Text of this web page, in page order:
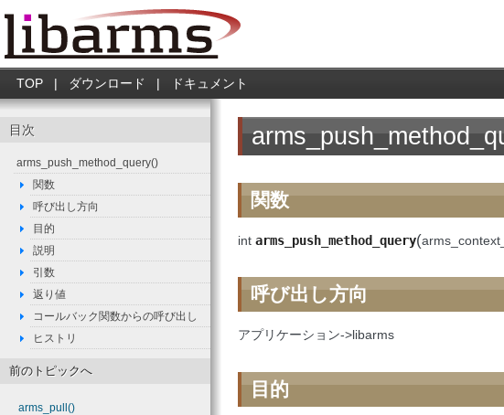
TOP | ダウンロード | ドキュメント
関数
int arms_push_method_query(
呼び出し方向
アプリケーション->libarms
目的
目次
arms_push_method_query()
関数
呼び出し方向
目的
説明
引数
返り値
コールバック関数からの呼び出し
ヒストリ
前のトピックへ
arms_pull()